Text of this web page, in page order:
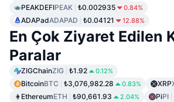
PEAKDEFIPEAK ₺0.002935 0.84%
ADAPadADAPAD ₺0.04121 12.88%
En Çok Ziyaret Edilen
Paralar
ZIGChainZIG ₺1.92 0.12%
BitcoinBTC ₺3,076,982.28 0.83% XRP
EthereumETH ₺90,661.93 2.04% PiPI